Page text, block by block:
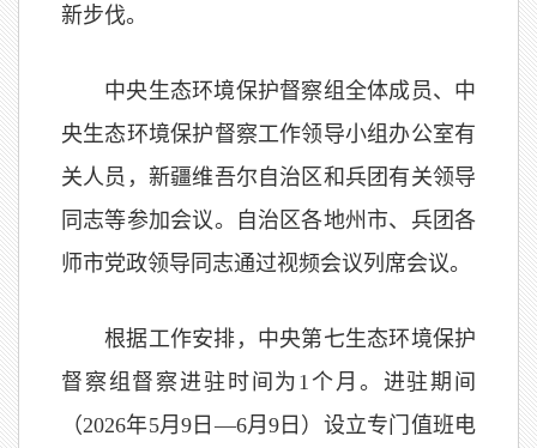
新步伐。
中央生态环境保护督察组全体成员、中
央生态环境保护督察工作领导小组办公室有
关人员，新疆维吾尔自治区和兵团有关领导
同志等参加会议。自治区各地州市、兵团各
师市党政领导同志通过视频会议列席会议。
根据工作安排，中央第七生态环境保护
督察组督察进驻时间为1个月。进驻期间
（2026年5月9日—6月9日）设立专门值班电